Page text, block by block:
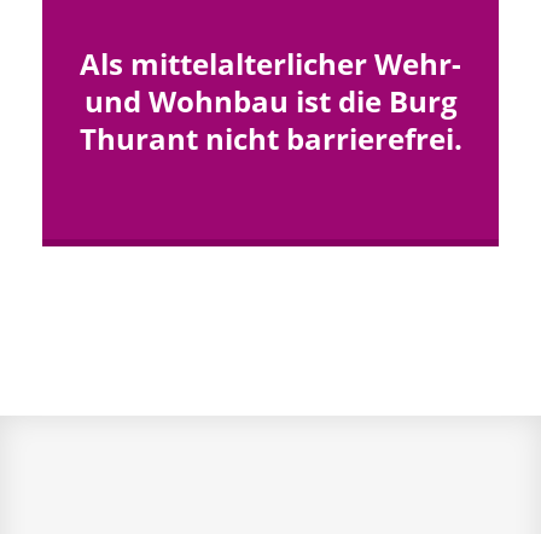
Als mittelalterlicher Wehr-
und Wohnbau ist die Burg
Thurant nicht barrierefrei.